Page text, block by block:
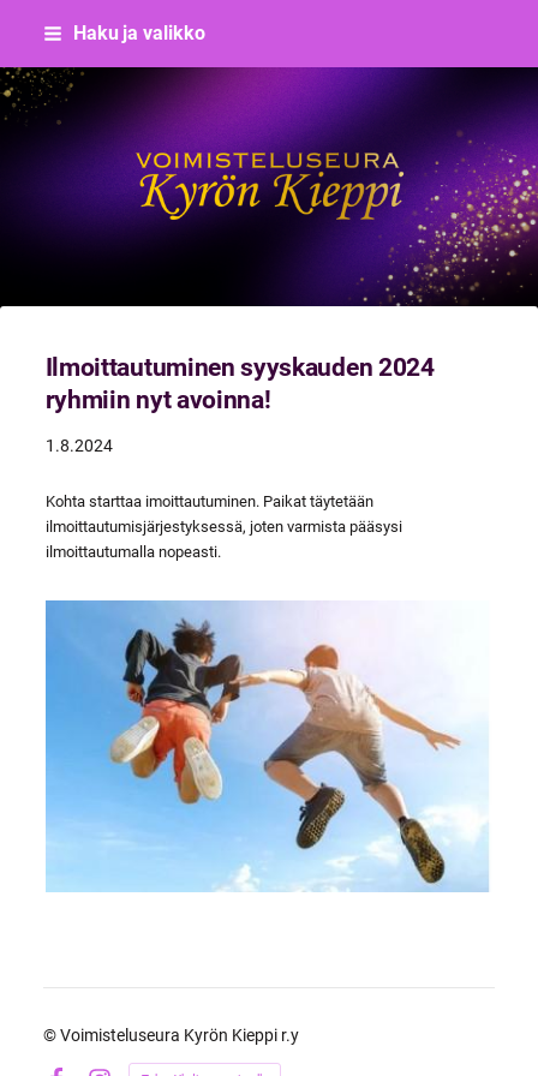
Siirry
sisältöön
Haku ja valikko
Voimisteluseura Kyrön Kieppi
Ilmoittautuminen syyskauden 2024
ryhmiin nyt avoinna!
1.8.2024
Kohta starttaa imoittautuminen. Paikat täytetään
ilmoittautumisjärjestyksessä, joten varmista pääsysi
ilmoittautumalla nopeasti.
©Voimisteluseura Kyrön Kieppi r.y